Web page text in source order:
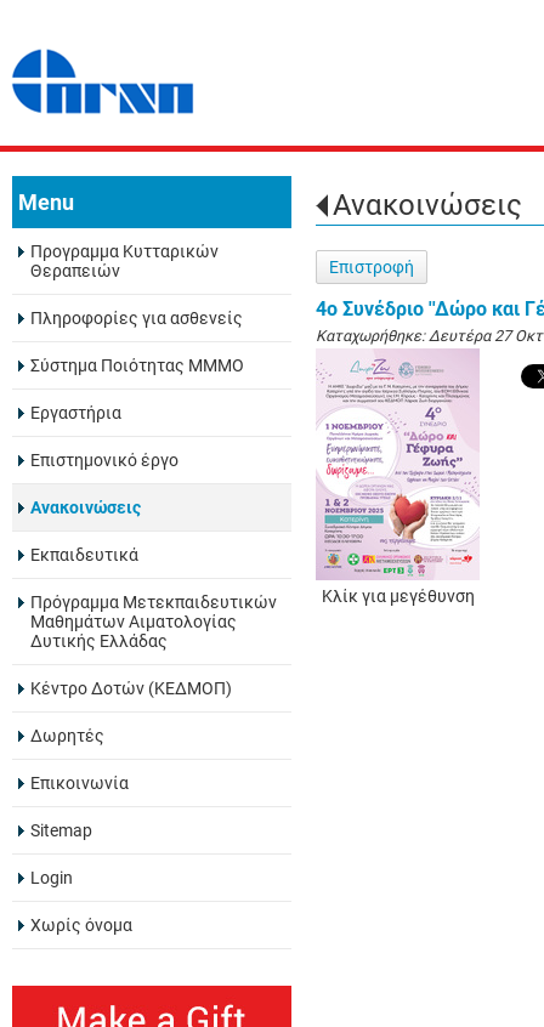
Menu
Προγραμμα Κυτταρικών
Θεραπειών
Πληροφορίες για ασθενείς
Σύστημα Ποιότητας ΜΜΜΟ
Εργαστήρια
Eπιστημονικό έργο
Ανακοινώσεις
Εκπαιδευτικά
Πρόγραμμα Μετεκπαιδευτικών
Μαθημάτων Αιματολογίας
Δυτικής Ελλάδας
Κέντρο Δοτών (ΚΕΔΜΟΠ)
Δωρητές
Επικοινωνία
Sitemap
Login
Χωρίς όνομα
Ανακοινώσεις
Επιστροφή
4o Συνέδριο ''Δώρο και
Καταχωρήθηκε: Δευτέρα 27
Κλίκ για μεγέθυνση